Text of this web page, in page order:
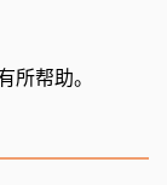
所帮助。